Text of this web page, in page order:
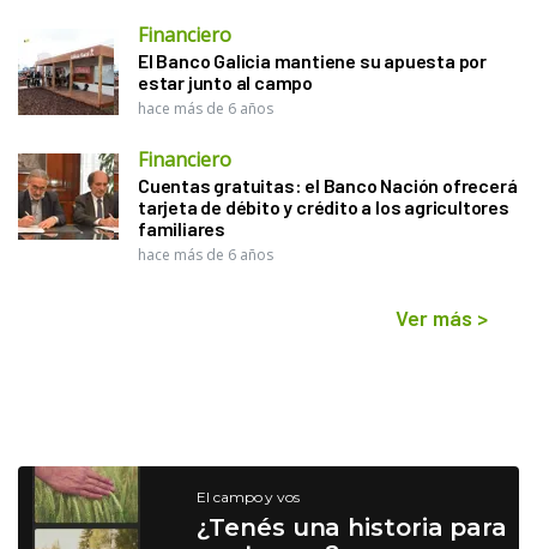
Financiero
El Banco Galicia mantiene su apuesta por
estar junto al campo
hace más de 6 años
Financiero
Cuentas gratuitas: el Banco Nación ofrecerá
tarjeta de débito y crédito a los agricultores
familiares
hace más de 6 años
Ver más >
El campo y vos
¿Tenés una historia para